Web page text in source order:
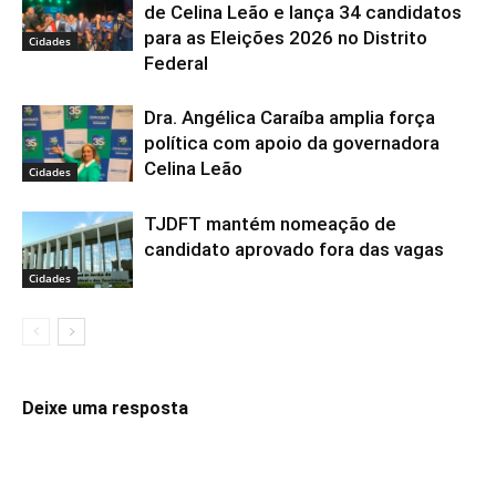
Cidades
de Celina Leão e lança 34 candidatos
para as Eleições 2026 no Distrito
Federal
Cidades
Dra. Angélica Caraíba amplia força
política com apoio da governadora
Celina Leão
Cidades
TJDFT mantém nomeação de
candidato aprovado fora das vagas
Deixe uma resposta